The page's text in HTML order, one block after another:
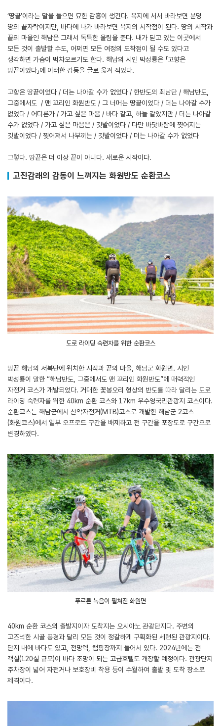
‘땅끝’이라는 말을 들으면 묘한 감흥이 생긴다. 육지에 서서 바라보면 분명
땅의 끝자락이지만, 바다에 나가 바라보면 육지의 시작점이 된다. 땅의 시작과
끝의 마을인 해남은 그래서 독특한 울림을 준다. 내가 딛고 있는 이곳에서
모든 것이 출발할 수도, 어쩌면 모든 여정의 도착점이 될 수도 있다고
생각하면 가슴이 벅차오르기도 한다. 해남의 시인 박성룡은 「고향은
땅끝이었다」에 이러한 감동을 글로 옮겨 적었다.
고향은 땅끝이었다 / 더는 나아갈 수가 없었다 / 한반도의 최남단 / 해남반도,
그중에서도 / 맨 꼬리인 화원반도 / 그 너머는 땅끝이었다 / 더는 나아갈 수가
없었다 / 어디론가 / 가고 싶은 마음 / 바다 같고, 하늘 같았지만 / 더는 나아갈
수가 없었다 / 가고 싶은 마음은 / 깃발이었다 / 다만 바닷바람에 찢어지는
깃발이었다 / 찢어져서 나부끼는 / 깃발이었다 / 더는 나아갈 수가 없었다
그렇다. 땅끝은 더 이상 끝이 아니다. 새로운 시작이다.
고진감래의 감동이 느껴지는 화원반도 순환코스
도로 라이딩 숙련자를 위한 순환코스
땅끝 해남의 서북단에 위치한 시작과 끝의 마을, 해남군 화원면. 시인
박성룡이 말한 “해남반도, 그중에서도 맨 꼬리인 화원반도”에 매력적인
자전거 코스가 개발되었다. 거대한 꽃봉오리 형상의 반도를 따라 달리는 도로
라이딩 숙련자를 위한 40km 순환 코스와 17km 우수영국민관광지 코스이다.
순환코스는 해남군에서 산악자전거(MTB)코스로 개발한 해남군 2코스
(화원코스)에서 일부 오프로드 구간을 배제하고 전 구간을 포장도로 구간으로
변경하였다.
푸르른 녹음이 펼쳐진 화원면
40km 순환 코스의 출발지이자 도착지는 오시아노 관광단지다. 주변의
고즈넉한 시골 풍경과 달리 모든 것이 정갈하게 구획화된 세련된 관광지이다.
단지 내에 바다도 있고, 전망덱, 캠핑장까지 들어서 있다. 2024년에는 전
객실(120실 규모)이 바다 조망이 되는 고급호텔도 개장할 예정이다. 관광단지
주차장이 넓어 자전거나 보호장비 착용 등이 수월하여 출발 및 도착 장소로
제격이다.